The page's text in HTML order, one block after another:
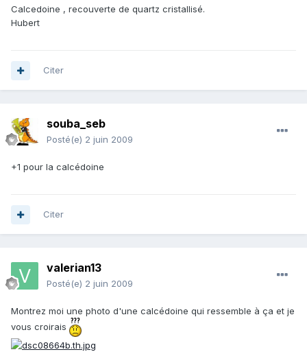
Calcedoine , recouverte de quartz cristallisé.
Hubert
Citer
souba_seb
Posté(e) 2 juin 2009
+1 pour la calcédoine
Citer
valerian13
Posté(e) 2 juin 2009
Montrez moi une photo d'une calcédoine qui ressemble à ça et je
vous croirais